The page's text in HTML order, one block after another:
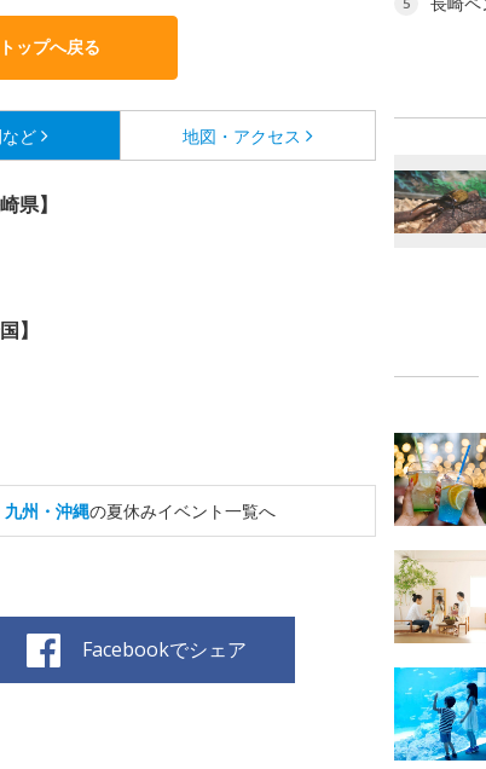
ップへ戻る
ど 地図・アクセス
県】
】
九州・沖縄の夏休みイベント一覧へ
Facebookでシェア